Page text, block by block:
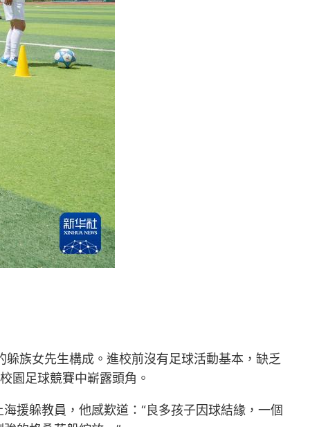
躲族女先生構成。進校前沒有足球活動基本，缺乏
園足球競賽中嶄露頭角。
援躲教員，他感歎道：“良多孩子因球結緣，一個